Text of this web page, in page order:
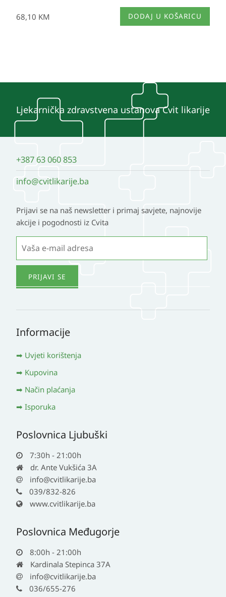
68,10 KM DODAJ U KOŠARICU
Ljekarnička zdravstvena ustanova Cvit likarije
+387 63 060 853
info@cvitlikarije.ba
Prijavi se na naš newsletter i primaj savjete, najnovije
akcije i pogodnosti iz Cvita
Informacije
Uvjeti korištenja
Kupovina
Način plaćanja
Isporuka
Poslovnica Ljubuški
7:30h - 21:00h
dr. Ante Vukšića 3A
info@cvitlikarije.ba
039/832-826
www.cvitlikarije.ba
Poslovnica Međugorje
8:00h - 21:00h
Kardinala Stepinca 37A
info@cvitlikarije.ba
036/655-276